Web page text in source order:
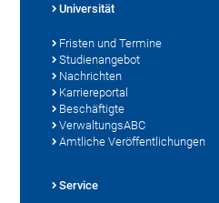
Universität
Fristen und Termine
Studienangebot
Nachrichten
Karriereportal
Beschäftigte
VerwaltungsABC
Amtliche Veröffentlichungen
Service